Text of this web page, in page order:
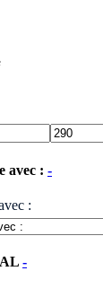
avec : -
:
-